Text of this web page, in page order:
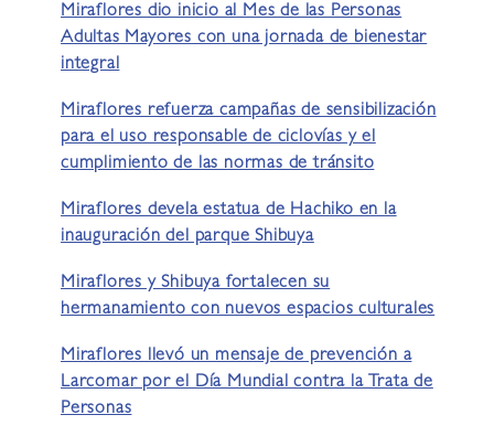
Miraflores dio inicio al Mes de las Personas
Adultas Mayores con una jornada de bienestar
integral
Miraflores refuerza campañas de sensibilización
para el uso responsable de ciclovías y el
cumplimiento de las normas de tránsito
Miraflores devela estatua de Hachiko en la
inauguración del parque Shibuya
Miraflores y Shibuya fortalecen su
hermanamiento con nuevos espacios culturales
Miraflores llevó un mensaje de prevención a
Larcomar por el Día Mundial contra la Trata de
Personas